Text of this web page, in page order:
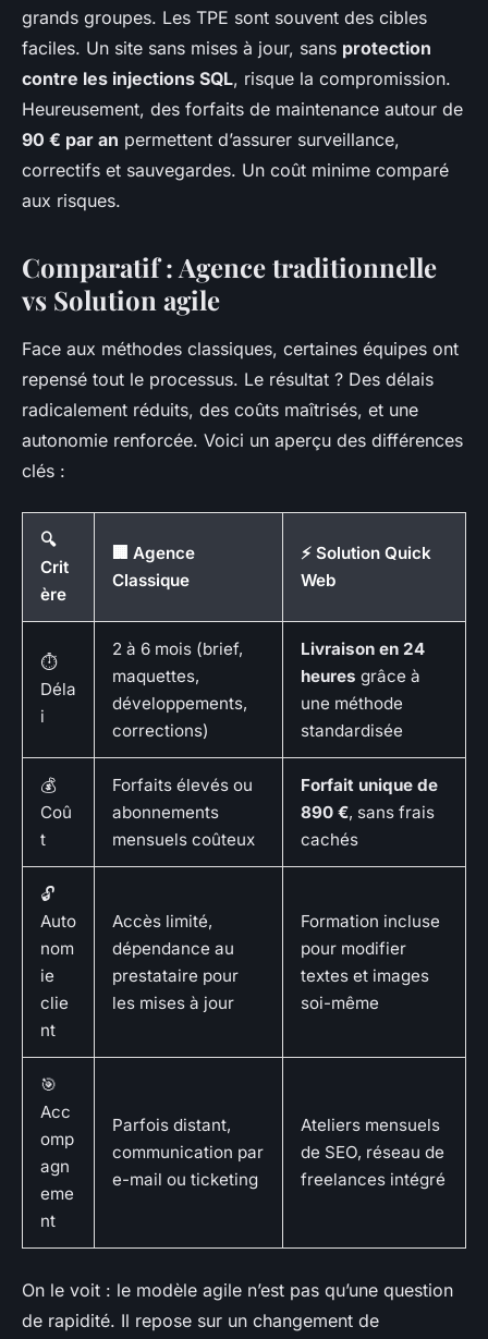
grands groupes. Les TPE sont souvent des cibles
faciles. Un site sans mises à jour, sans protection
contre les injections SQL, risque la compromission.
Heureusement, des forfaits de maintenance autour de
90 € par an permettent d’assurer surveillance,
correctifs et sauvegardes. Un coût minime comparé
aux risques.
Comparatif : Agence traditionnelle
vs Solution agile
Face aux méthodes classiques, certaines équipes ont
repensé tout le processus. Le résultat ? Des délais
radicalement réduits, des coûts maîtrisés, et une
autonomie renforcée. Voici un aperçu des différences
clés :
🔍
Crit
ère
🏢 Agence
Classique
⚡ Solution Quick
Web
⏱️
Déla
i
2 à 6 mois (brief,
maquettes,
développements,
corrections)
Livraison en 24
heures grâce à
une méthode
standardisée
💰
Coû
t
Forfaits élevés ou
abonnements
mensuels coûteux
Forfait unique de
890 €, sans frais
cachés
🔓
Auto
nom
ie
clie
nt
Accès limité,
dépendance au
prestataire pour
les mises à jour
Formation incluse
pour modifier
textes et images
soi-même
🎯
Acc
omp
agn
eme
nt
Parfois distant,
communication par
e-mail ou ticketing
Ateliers mensuels
de SEO, réseau de
freelances intégré
On le voit : le modèle agile n’est pas qu’une question
de rapidité. Il repose sur un changement de